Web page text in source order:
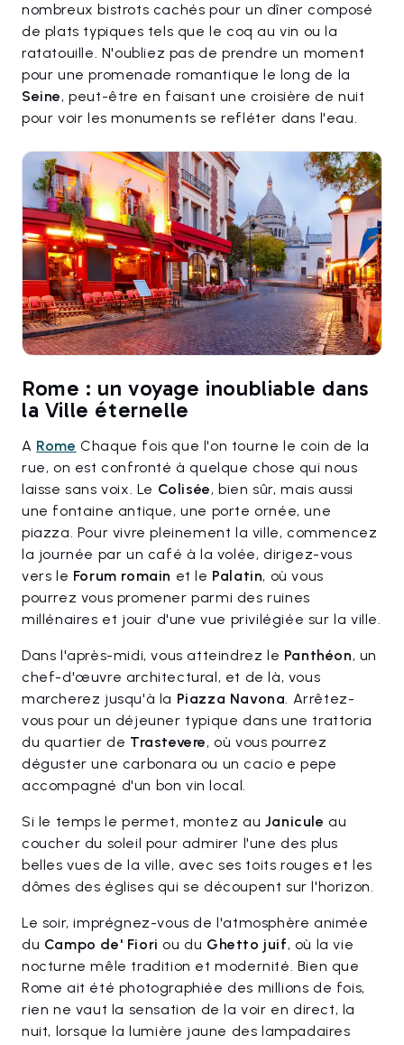
nombreux bistrots cachés pour un dîner composé
de plats typiques tels que le coq au vin ou la
ratatouille. N'oubliez pas de prendre un moment
pour une promenade romantique le long de la
Seine, peut-être en faisant une croisière de nuit
pour voir les monuments se refléter dans l'eau.
Rome : un voyage inoubliable dans
la Ville éternelle
A Rome Chaque fois que l'on tourne le coin de la
rue, on est confronté à quelque chose qui nous
laisse sans voix. Le Colisée, bien sûr, mais aussi
une fontaine antique, une porte ornée, une
piazza. Pour vivre pleinement la ville, commencez
la journée par un café à la volée, dirigez-vous
vers le Forum romain et le Palatin, où vous
pourrez vous promener parmi des ruines
millénaires et jouir d'une vue privilégiée sur la ville.
Dans l'après-midi, vous atteindrez le Panthéon, un
chef-d'œuvre architectural, et de là, vous
marcherez jusqu'à la Piazza Navona. Arrêtez-
vous pour un déjeuner typique dans une trattoria
du quartier de Trastevere, où vous pourrez
déguster une carbonara ou un cacio e pepe
accompagné d'un bon vin local.
Si le temps le permet, montez au Janicule au
coucher du soleil pour admirer l'une des plus
belles vues de la ville, avec ses toits rouges et les
dômes des églises qui se découpent sur l'horizon.
Le soir, imprégnez-vous de l'atmosphère animée
du Campo de' Fiori ou du Ghetto juif, où la vie
nocturne mêle tradition et modernité. Bien que
Rome ait été photographiée des millions de fois,
rien ne vaut la sensation de la voir en direct, la
nuit, lorsque la lumière jaune des lampadaires